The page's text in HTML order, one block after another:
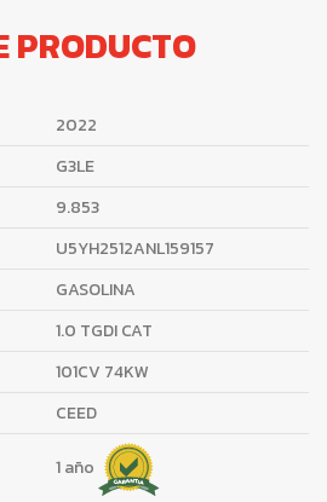
PRODUCTO
2022
G3LE
9.853
U5YH2512ANL159157
GASOLINA
1.0 TGDI CAT
101CV 74KW
CEED
1 año